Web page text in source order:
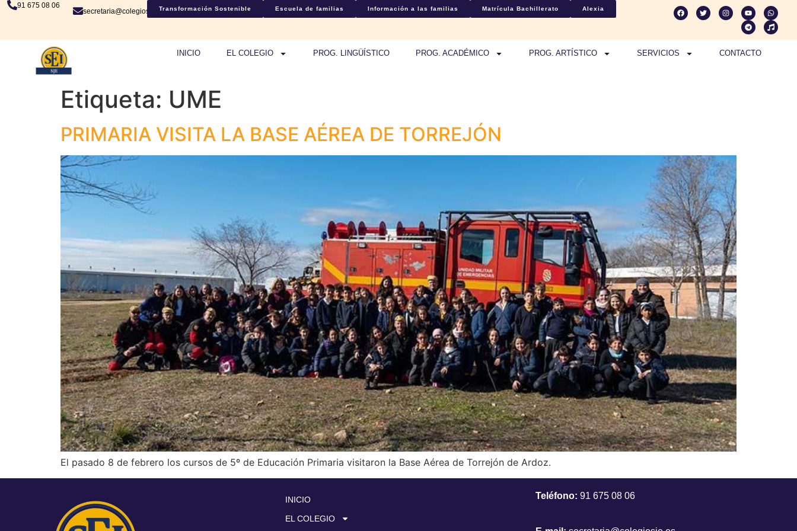
91 675 08 06
secretaria@colegiosje.esTransformación Sostenible Escuela de familias Información a las familias Matrícula Bachillerato Alexia
INICIO EL COLEGIO PROG. LINGÜÍSTICO PROG. ACADÉMICO PROG. ARTÍSTICO SERVICIOS CONTACTO
Etiqueta: UME
PRIMARIA VISITA LA BASE AÉREA DE TORREJÓN
El pasado 8 de febrero los cursos de 5º de Educación Primaria visitaron la Base Aérea de Torrejón de Ardoz.
INICIO
EL COLEGIO
Teléfono: 91 675 08 06